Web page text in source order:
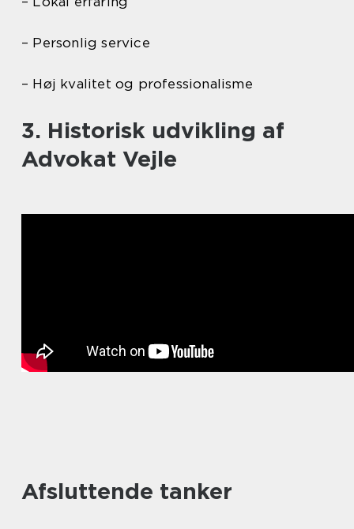
– Personlig service
– Høj kvalitet og professionalisme
3. Historisk udvikling af
Advokat Vejle
Afsluttende tanker